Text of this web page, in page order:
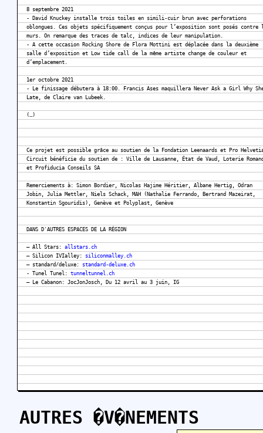
8 septembre 2021
- David Knuckey installe trois toiles en simili-cuir brun avec perforations
oblongues. Ces objets spécifiquement conçus pour l’exposition sont posés contre
murs. On remarque des traces de talc, indices de leur manipulation.
- A cette occasion Rocking Shore de Flora Mottini est déplacée dans la deuxième
salle d’exposition et Low tide call de la même artiste change de couleur et
d’emplacement.
1er octobre 2021
- Le finissage débutera à 18:00. Francis Ases maquillera Never Ask a Girl Why
Late, de Claire van Lubeek.
(…)
Ce projet est possible grâce au soutien de la Fondation Leenaards et Pro
Circuit bénéficie du soutien de : Ville de Lausanne, État de Vaud, Loterie
et Profiducia Conseils SA
Remerciements à: Simon Bordier, Nicolas Hajime Héritier, Albane Hertig, Odran
Jobin, Julia Mettler, Niels Schack, MAH (Nathalie Ferrando, Bertrand Mazeirat,
Konstantin Sgouridis), Genève et Polyplast, Genève
DANS D'AUTRES ESPACES DE LA RÉGION
– All Stars: allstars.ch
– Silicon IVIalley: siliconmalley.ch
– standard/deluxe: standard-deluxe.ch
- Tunel Tunel: tunneltunnel.ch
– Le Cabanon: JocJonJosch, Du 12 avril au 3 juin, IG
AUTRES �V�NEMENTS